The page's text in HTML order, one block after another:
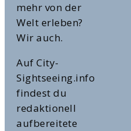
mehr von der
Welt erleben?
Wir auch.
Auf City-
Sightseeing.info
findest du
redaktionell
aufbereitete